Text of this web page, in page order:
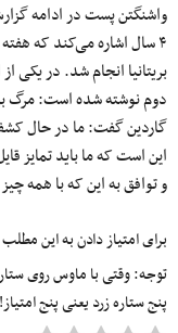
واشنگتن پست در ادامه
۴ سال اشاره می‌کند که
بریتانیا انجام شد. در یکی
دوم نوشته شده است: مرگ بر
گاردین گفت: ما در حال
این است که ما باید تمایز
و توافق به این که با همه
برای امتیاز دادن به این
توجه: وقتی با ماوس روی
پنج ستاره زرد یعنی پنج امتیاز!